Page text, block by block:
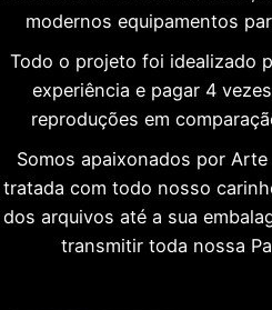
modernos equipamentos
Todo o projeto foi idealizado
experiência e pagar 4
reproduções em
Somos apaixonados por
tratada com todo nosso
dos arquivos até a sua
transmitir toda nossa